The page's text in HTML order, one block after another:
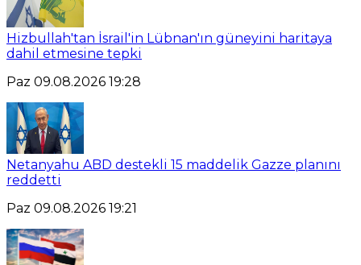
Hizbullah'tan İsrail'in Lübnan'ın güneyini haritaya
dahil etmesine tepki
Paz 09.08.2026 19:28
Netanyahu ABD destekli 15 maddelik Gazze planını
reddetti
Paz 09.08.2026 19:21